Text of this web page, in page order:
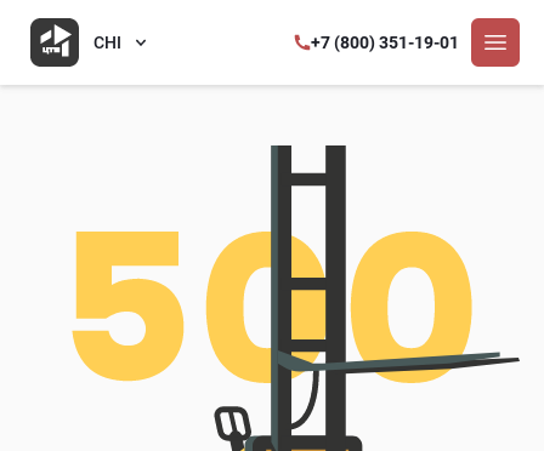
+7 (800) 351-19-01
CHI